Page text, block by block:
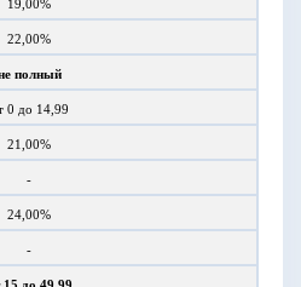
19,00%
22,00%
полный
0 до 14,99
21,00%
-
24,00%
-